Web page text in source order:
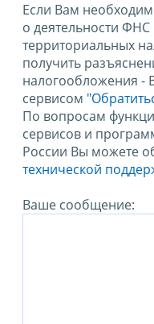
Если Вам
о деятельности
территориальных
получить
налогообложения -
сервисом
По вопросам
сервисов и
России Вы можете
технической
Ваше сообщение: